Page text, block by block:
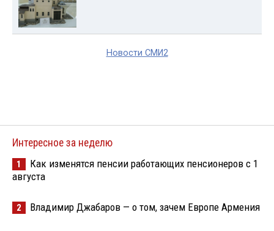
Новости СМИ2
Интересное за неделю
1
Как изменятся пенсии работающих пенсионеров с 1
августа
2 Владимир Джабаров — о том, зачем Европе Армения